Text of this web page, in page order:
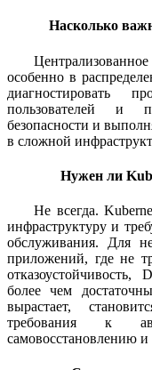
Насколько
особенно в
диагностировать
пользователей и
безопасности и
в сложной
Нужен ли
Не всегда.
инфраструктуру и
обслуживания. Для
приложений, где не
более чем
вырастает,
требования к
самовосстановлению